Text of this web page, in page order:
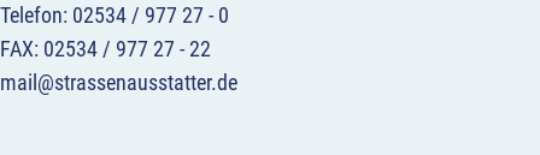
Telefon: 02534 / 977 27 - 0
FAX: 02534 / 977 27 - 22
mail@strassenausstatter.de